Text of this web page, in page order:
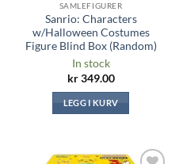
SAMLEFIGURER
Sanrio: Characters
w/Halloween Costumes
Figure Blind Box (Random)
In stock
kr349.00
LEGG I KURV